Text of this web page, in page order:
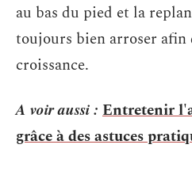
au bas du pied et la
toujours bien arroser
croissance.
A voir aussi : Entretenir
grâce à des astuces